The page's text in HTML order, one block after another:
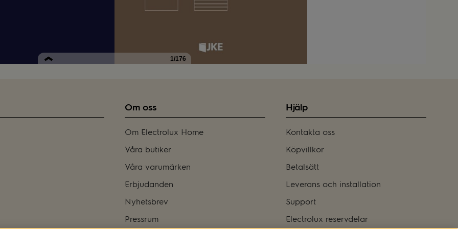
Om oss
Om Electrolux Home
Våra butiker
Våra varumärken
Erbjudanden
Nyhetsbrev
Pressrum
Hjälp
Kontakta oss
Köpvillkor
Betalsätt
Leverans och installation
Support
Electrolux reservdelar